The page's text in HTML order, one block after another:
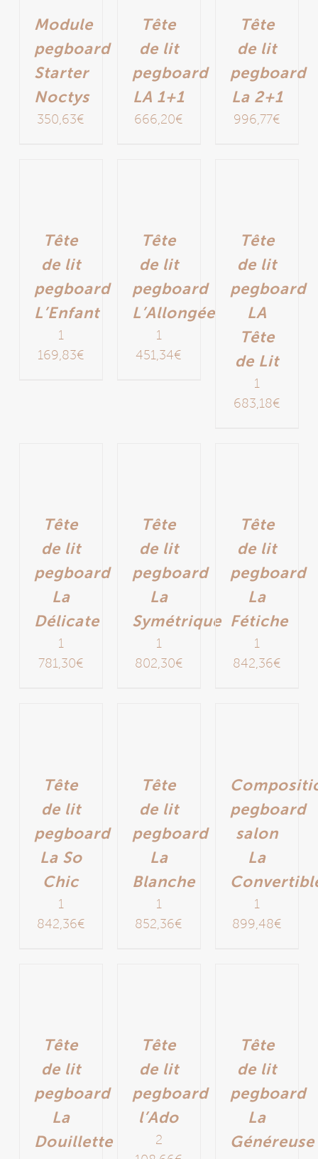
Module
pegboard
Starter
Noctys
350,63€
Tête
de lit
pegboard
LA 1+1
666,20€
Tête
de lit
pegboard
La 2+1
996,77€
Tête
de lit
pegboard
L’Enfant
1
169,83€
Tête
de lit
pegboard
L’Allongée
1
451,34€
Tête
de lit
pegboard
LA
Tête
de Lit
1
683,18€
Tête
de lit
pegboard
La
Délicate
1
781,30€
Tête
de lit
pegboard
La
Symétrique
1
802,30€
Tête
de lit
pegboard
La
Fétiche
1
842,36€
Tête
de lit
pegboard
La So
Chic
1
842,36€
Tête
de lit
pegboard
La
Blanche
1
852,36€
pegboard
salon
La
1
899,48€
Tête
de lit
pegboard
La
Douillette
Tête
de lit
pegboard
l’Ado
2
Tête
de lit
pegboard
La
Généreuse